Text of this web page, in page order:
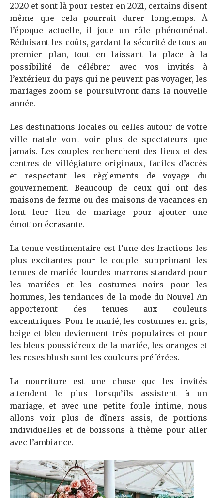
2020 et sont là pour rester en 2021, certains disent
même que cela pourrait durer longtemps. À
l’époque actuelle, il joue un rôle phénoménal.
Réduisant les coûts, gardant la sécurité de tous au
premier plan, tout en laissant la place à la
possibilité de célébrer avec vos invités à
l’extérieur du pays qui ne peuvent pas voyager, les
mariages zoom se poursuivront dans la nouvelle
année.
Les destinations locales ou celles autour de votre
ville natale vont voir plus de spectateurs que
jamais. Les couples recherchent des lieux et des
centres de villégiature originaux, faciles d’accès
et respectant les règlements de voyage du
gouvernement. Beaucoup de ceux qui ont des
maisons de ferme ou des maisons de vacances en
font leur lieu de mariage pour ajouter une
émotion écrasante.
La tenue vestimentaire est l’une des fractions les
plus excitantes pour le couple, supprimant les
tenues de mariée lourdes marrons standard pour
les mariées et les costumes noirs pour les
hommes, les tendances de la mode du Nouvel An
apporteront des tenues aux couleurs
excentriques. Pour le marié, les costumes en gris,
beige et bleu deviennent très populaires et pour
les bleus poussiéreux de la mariée, les oranges et
les roses blush sont les couleurs préférées.
La nourriture est une chose que les invités
attendent le plus lorsqu’ils assistent à un
mariage, et avec une petite foule intime, nous
allons voir plus de dîners assis, de portions
individuelles et de boissons à thème pour aller
avec l’ambiance.